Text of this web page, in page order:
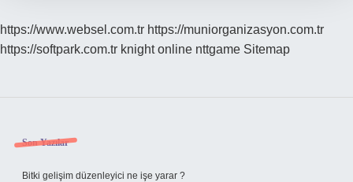
https://www.websel.com.tr https://muniorganizasyon.com.tr
https://softpark.com.tr knight online nttgame Sitemap
Sidebar
Son Yazılar
Bitki gelişim düzenleyici ne işe yarar ?